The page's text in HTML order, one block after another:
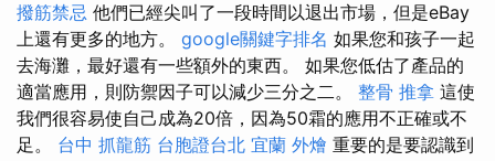
撥筋禁忌 他們已經尖叫了一段時間以退出市場，但是eBay
上還有更多的地方。 google關鍵字排名 如果您和孩子一起
去海灘，最好還有一些額外的東西。 如果您低估了產品的
適當應用，則防禦因子可以減少三分之二。 整骨 推拿 這使
我們很容易使自己成為20倍，因為50霜的應用不正確或不
足。 台中 抓龍筋 台胞證台北 宜蘭 外燴 重要的是要認識到